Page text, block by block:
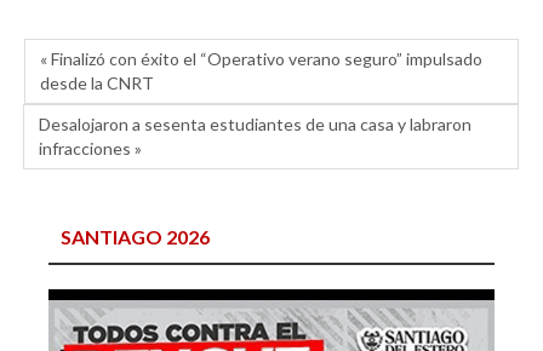
« Finalizó con éxito el “Operativo verano seguro” impulsado
desde la CNRT
Desalojaron a sesenta estudiantes de una casa y labraron
infracciones »
SANTIAGO 2026